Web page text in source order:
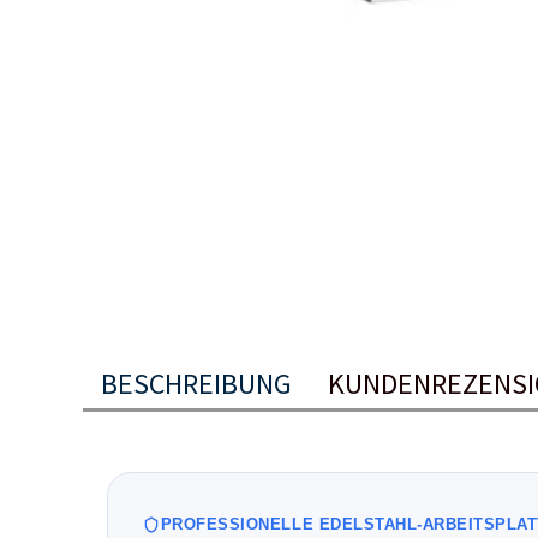
BESCHREIBUNG
PROFESSIONELLE EDELSTAHL-